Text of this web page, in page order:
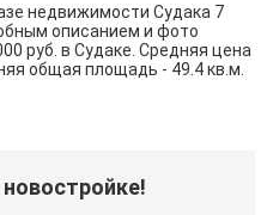
недвижимости Судака 7
описанием и фото
руб. в Судаке. Средняя цена
общая площадь - 49.4 кв.м.